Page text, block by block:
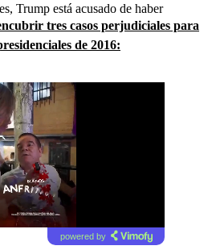
Trump está acusado de haber
tres casos perjudiciales para
de 2016:
powered by